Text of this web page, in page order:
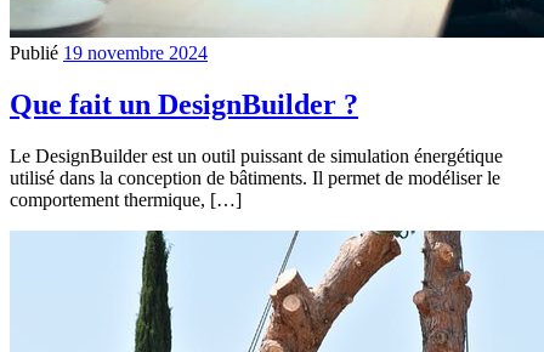
Publié 19 novembre 2024
Que fait un DesignBuilder ?
Le DesignBuilder est un outil puissant de simulation énergétique
utilisé dans la conception de bâtiments. Il permet de modéliser le
comportement thermique, […]